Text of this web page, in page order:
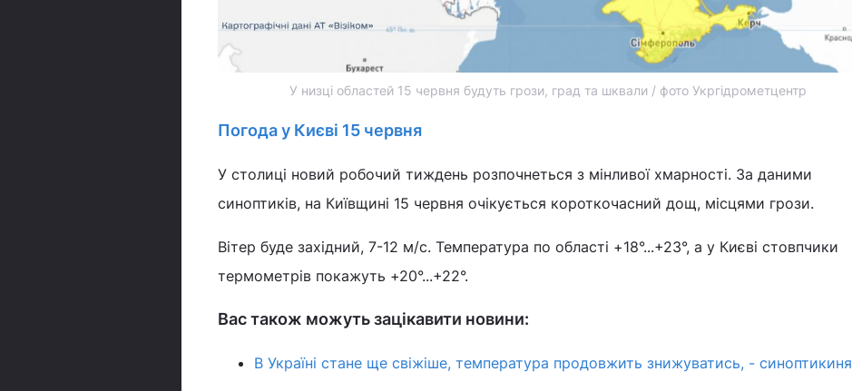
У низці областей 15 червня будуть грози, град та шквали / фото Укргідрометцентр
Погода у Києві 15 червня
У столиці новий робочий тиждень розпочнеться з мінливої хмарності. За даними
синоптиків, на Київщині 15 червня очікується короткочасний дощ, місцями грози.
Вітер буде західний, 7-12 м/с. Температура по області +18°...+23°, а у Києві стовпчики
термометрів покажуть +20°...+22°.
Вас також можуть зацікавити новини:
В Україні стане ще свіжіше, температура продовжить знижуватись, - синоптикиня